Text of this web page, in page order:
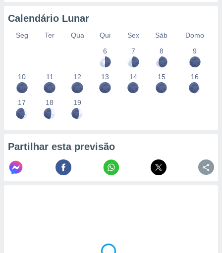
Calendário Lunar
Seg Ter Qua Qui Sex Sáb
Domo
6
7 8 9
10 11 12 13 14 15 16
17 18 19
Partilhar esta previsão